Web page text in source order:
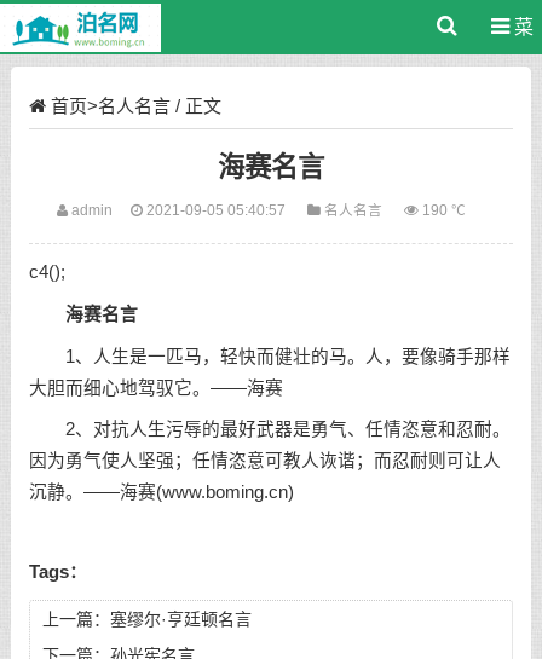
菜
首页>名人名言/ 正文
海赛名言
admin 2021-09-05 05:40:57 名人名言 190 ℃
c4();
海赛名言
1、人生是一匹马，轻快而健壮的马。人，要像骑手那样
大胆而细心地驾驭它。——海赛
2、对抗人生污辱的最好武器是勇气、任情恣意和忍耐。
因为勇气使人坚强；任情恣意可教人诙谐；而忍耐则可让人
沉静。——海赛(www.boming.cn)
Tags：
上一篇： 塞缪尔·亨廷顿名言